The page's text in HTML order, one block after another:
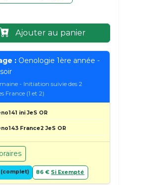
Ajouter au panier
: Oenologie 1ère année -
- Initiation suivie des 2
France (1 et 2)
ini JeS OR
France2 JeS OR
(complet) 86 € Si Exempté